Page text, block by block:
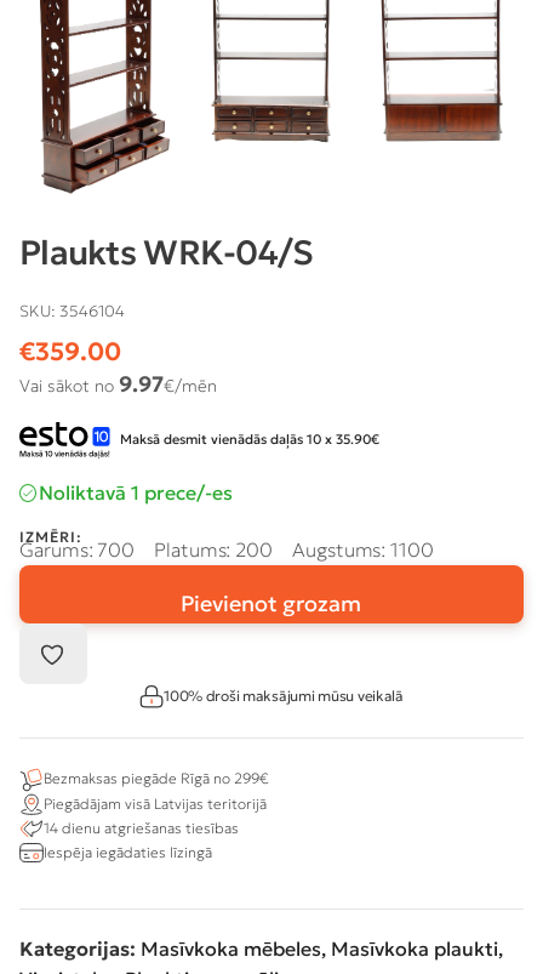
Plaukts WRK-04/S
SKU: 3546104
€359.00
Vai sākot no 9.97€/mēn
Maksā desmit vienādās daļās 10 x 35.90€
Noliktavā 1 prece/-es
IZMĒRI:
Garums: 700 Platums: 200 Augstums: 1100
Pievienot grozam
100% droši maksājumi mūsu veikalā
Bezmaksas piegāde Rīgā no 299€
Piegādājam visā Latvijas teritorijā
14 dienu atgriešanas tiesības
Iespēja iegādaties līzingā
Kategorijas: Masīvkoka mēbeles, Masīvkoka plaukti,